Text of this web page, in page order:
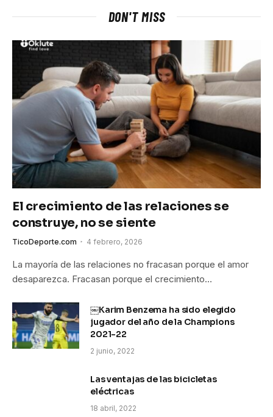
DON'T MISS
El crecimiento de las relaciones se
construye, no se siente
TicoDeporte.com 4 febrero, 2026
La mayoría de las relaciones no fracasan porque el amor
desaparezca. Fracasan porque el crecimiento…
￼Karim Benzema ha sido elegido
jugador del año de la Champions
2021-22
2 junio, 2022
Las ventajas de las bicicletas
eléctricas
18 abril, 2022